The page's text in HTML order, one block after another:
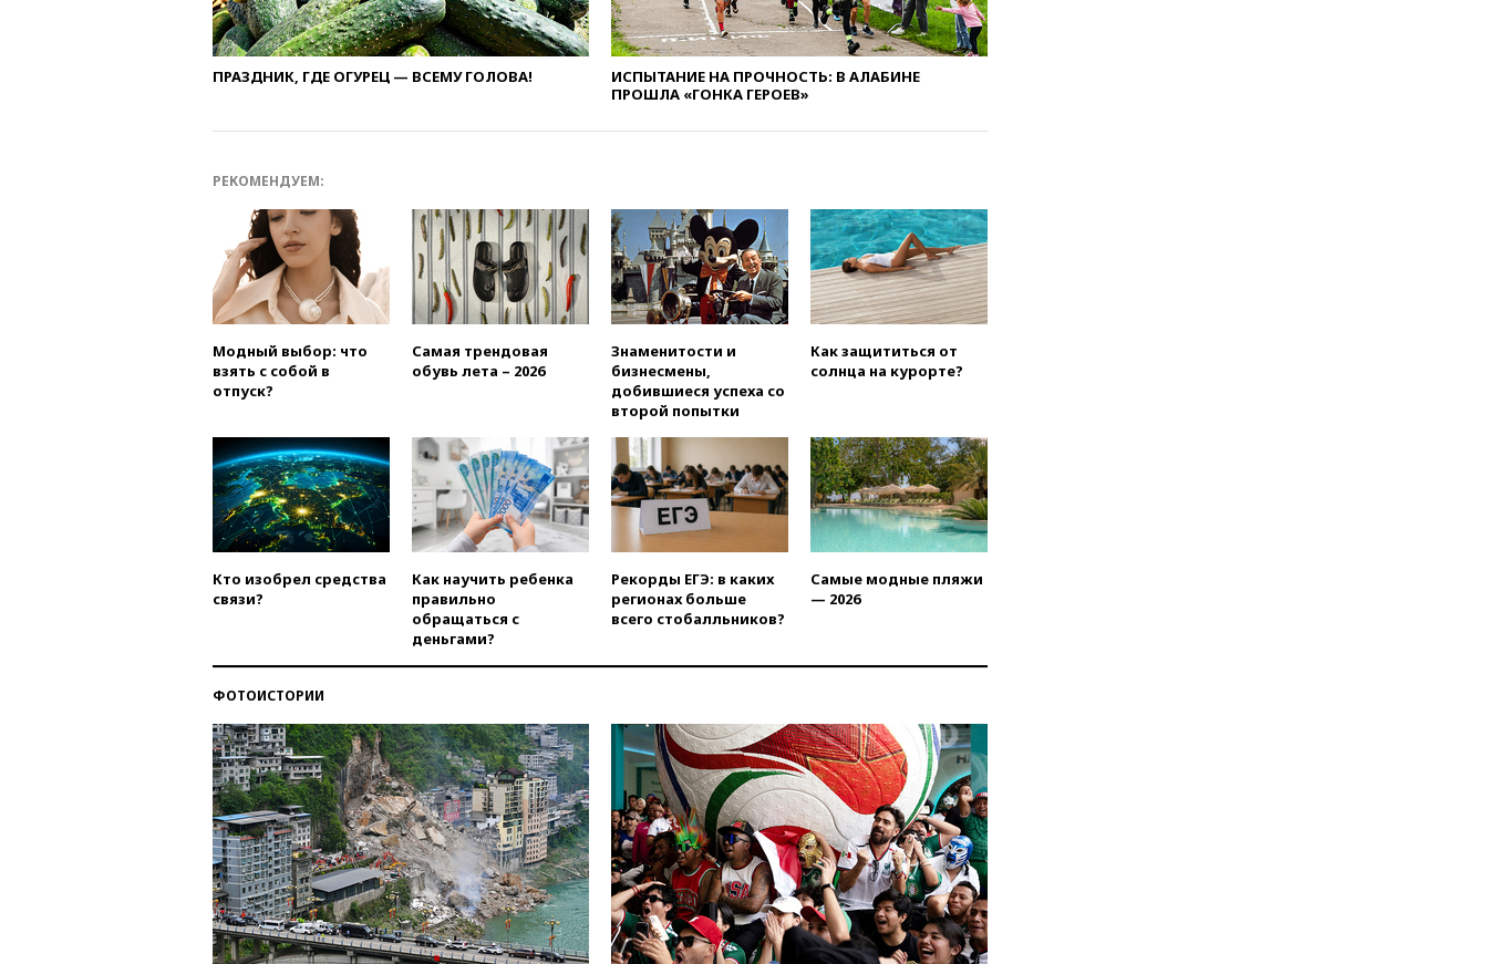
ПРАЗДНИК, ГДЕ ОГУРЕЦ — ВСЕМУ ГОЛОВА!
ИСПЫТАНИЕ НА ПРОЧНОСТЬ: В АЛАБИНЕ
ПРОШЛА «ГОНКА ГЕРОЕВ»
РЕКОМЕНДУЕМ:
Модный выбор: что
взять с собой в
отпуск?
Самая трендовая
обувь лета – 2026
Знаменитости и
бизнесмены,
добившиеся успеха со
второй попытки
Как защититься от
солнца на курорте?
Кто изобрел средства
связи?
Как научить ребенка
правильно
обращаться с
деньгами?
Рекорды ЕГЭ: в каких
регионах больше
всего стобалльников?
Самые модные пляжи
— 2026
ФОТОИСТОРИИ